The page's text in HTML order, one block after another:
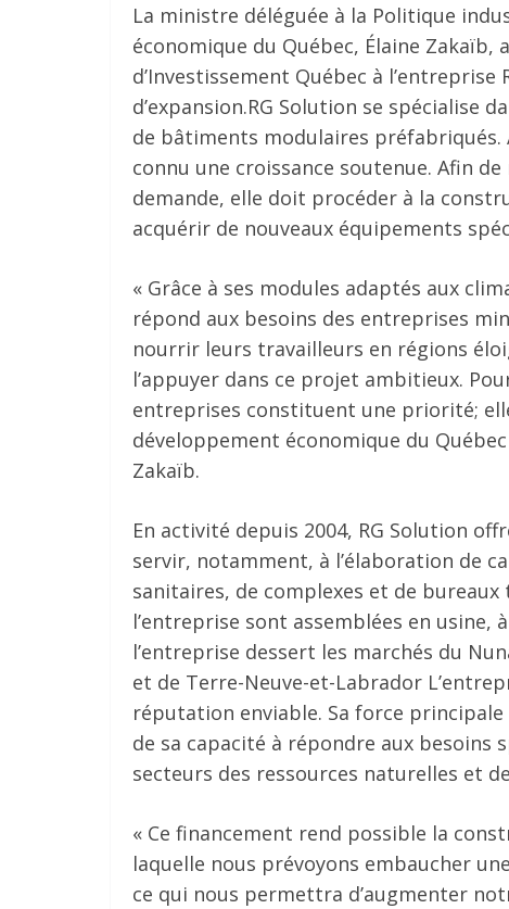
La ministre déléguée à la Politique
économique du Québec, Élaine Zakaïb,
d’Investissement Québec à
d’expansion.RG Solution se spécialise
de bâtiments modulaires préfabriqués.
connu une croissance soutenue. Afin
demande, elle doit procéder à la
acquérir de nouveaux équipements
« Grâce à ses modules adaptés aux
répond aux besoins des entreprises
nourrir leurs travailleurs en régions
l’appuyer dans ce projet ambitieux.
entreprises constituent une priorité;
développement économique du
Zakaïb.
En activité depuis 2004, RG Solution
servir, notamment, à l’élaboration de
sanitaires, de complexes et de
l’entreprise sont assemblées en usine,
l’entreprise dessert les marchés du
et de Terre-Neuve-et-Labrador
réputation enviable. Sa force
de sa capacité à répondre aux besoins
secteurs des ressources naturelles et
« Ce financement rend possible la
laquelle nous prévoyons embaucher
ce qui nous permettra d’augmenter